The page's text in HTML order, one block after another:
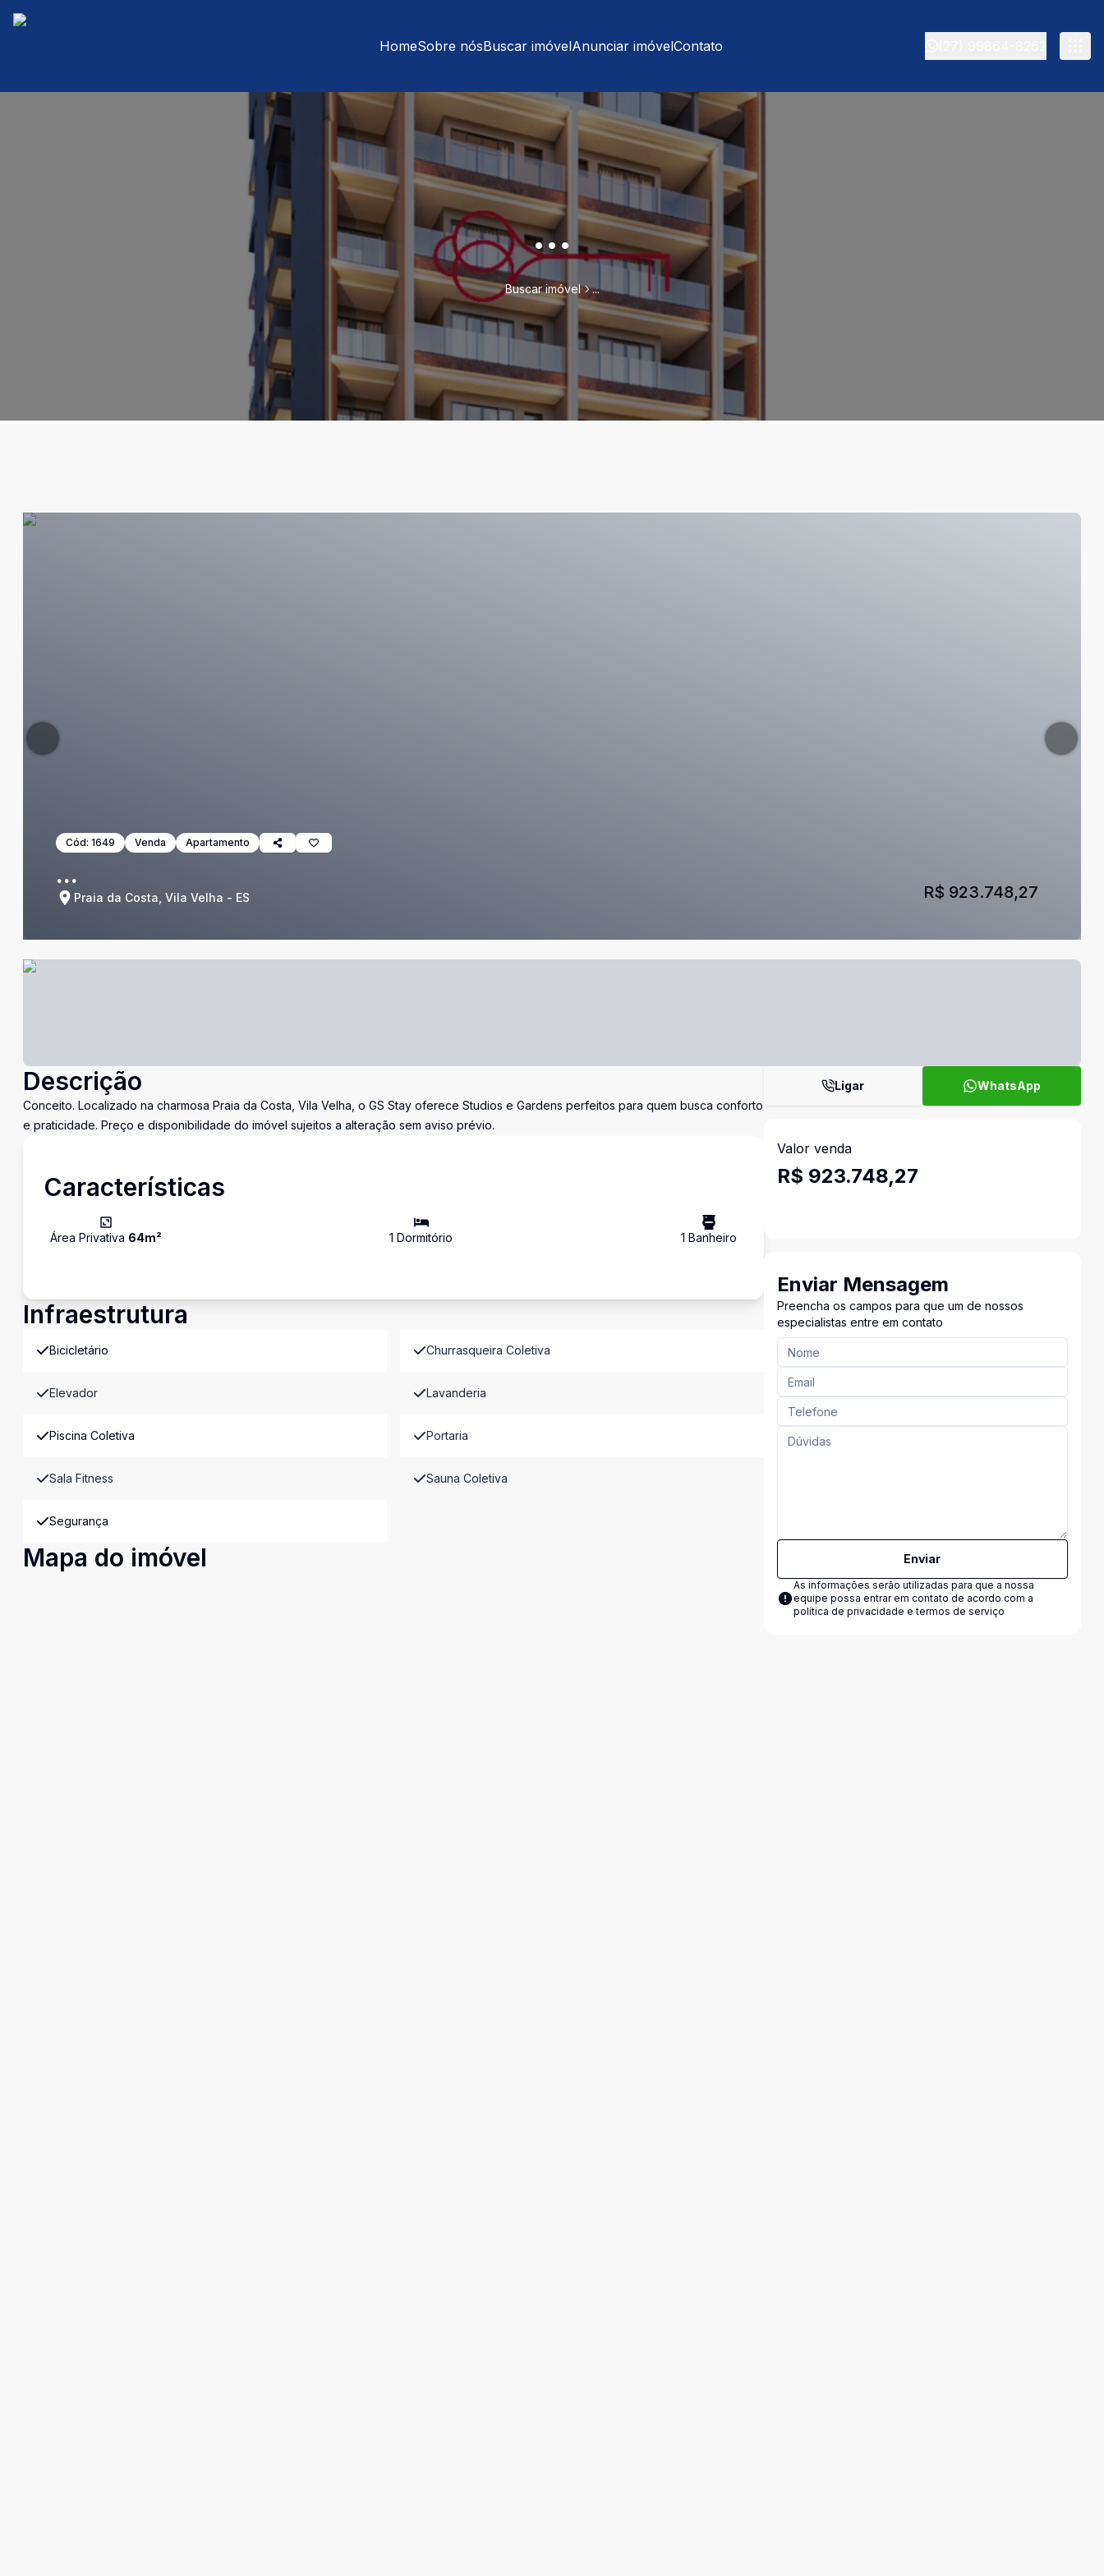
HomeSobre nósBuscar imóvelAnunciar imóvelContato
...
Buscar imóvel ...
Cód: 1649 Venda Apartamento
...
Praia da Costa, Vila Velha - ES R$ 923.748,27
Descrição
Conceito. Localizado na charmosa Praia da Costa, Vila Velha, o GS Stay oferece Studios e Gardens perfeitos para quem busca conforto
e praticidade. Preço e disponibilidade do imóvel sujeitos a alteração sem aviso prévio.
Características
Área Privativa 64m² 1 Dormitório 1 Banheiro
Infraestrutura
Bicicletário Churrasqueira Coletiva
Elevador Lavanderia
Piscina Coletiva Portaria
Sala Fitness Sauna Coletiva
Segurança
Mapa do imóvel
Ligar WhatsApp
Valor venda
R$ 923.748,27
Enviar Mensagem
Preencha os campos para que um de nossos
especialistas entre em contato
Enviar
As informações serão utilizadas para que a nossa
equipe possa entrar em contato de acordo com a
política de privacidade e termos de serviço